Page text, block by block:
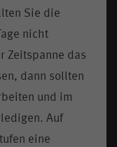
Sie die
nicht
Zeitspanne das
dann sollten
und im
Auf
eine